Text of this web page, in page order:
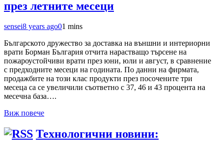
през летните месеци
sensei8 years ago01 mins
Българското дружество за доставка на външни и интериорни
врати Борман България отчита нарастващо търсене на
пожароустойчиви врати през юни, юли и август, в сравнение
с предходните месеци на годината. По данни на фирмата,
продажбите на този клас продукти през посочените три
месеца са се увеличили съответно с 37, 46 и 43 процента на
месечна база….
Виж повече
Технологични новини: